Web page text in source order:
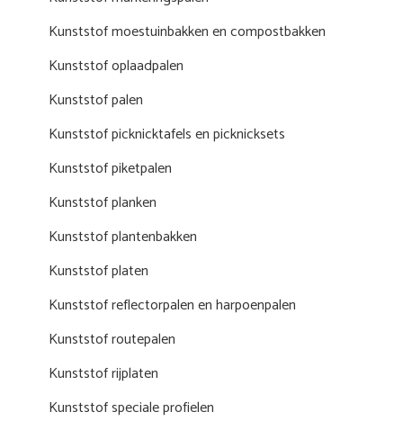
Kunststof moestuinbakken en compostbakken
Kunststof oplaadpalen
Kunststof palen
Kunststof picknicktafels en picknicksets
Kunststof piketpalen
Kunststof planken
Kunststof plantenbakken
Kunststof platen
Kunststof reflectorpalen en harpoenpalen
Kunststof routepalen
Kunststof rijplaten
Kunststof speciale profielen